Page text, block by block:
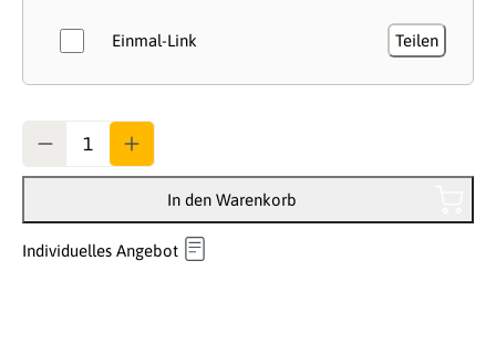
Einmal-Link Teilen
In den Warenkorb
Individuelles Angebot